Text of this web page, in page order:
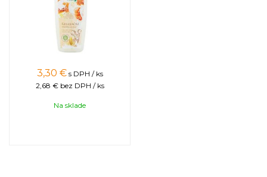
3,30 € s DPH / ks
2,68 € bez DPH / ks
Na sklade